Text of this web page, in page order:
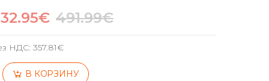
491.99€
НДС: 357.81€
В КОРЗИНУ